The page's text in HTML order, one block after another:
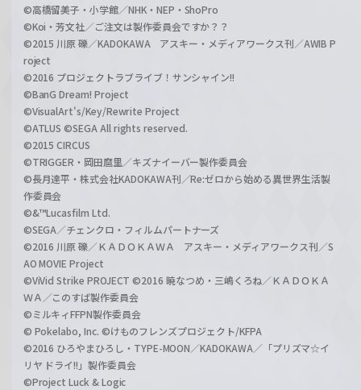
©高橋留美子・小学館／NHK・NEP・ShoPro
©Koi・芳文社／ご注文は製作委員会ですか？？
©2015 川原 礫／KADOKAWA アスキー・メディアワークス刊／AWIB P
roject
©2016 プロジェクトラブライブ！サンシャイン!!
©BanG Dream! Project
©VisualArt's/Key/Rewrite Project
©ATLUS ©SEGA All rights reserved.
©2015 CIRCUS
©TRIGGER・岡田麿里／キズナイーバー製作委員会
©長月達平・株式会社KADOKAWA刊／Re:ゼロから始める異世界生活製
作委員会
©&™Lucasfilm Ltd.
©SEGA／チェンクロ・フィルムパートナーズ
©2016 川原 礫／ＫＡＤＯＫＡＷＡ アスキー・メディアワークス刊／S
AO MOVIE Project
©ViVid Strike PROJECT ©2016 暁なつめ・三嶋くろね／ＫＡＤＯＫＡ
ＷＡ／このすば製作委員会
©ミルキィFFPN製作委員会
© Pokelabo, Inc. ©けものフレンズプロジェクト/KFPA
©2016 ひろやまひろし・TYPE-MOON／KADOKAWA／「プリズマ☆イ
リヤ ドライ!!」製作委員会
©Project Luck & Logic